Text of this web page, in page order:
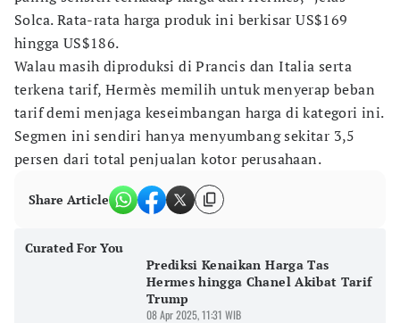
Solca. Rata-rata harga produk ini berkisar US$169
hingga US$186.
Walau masih diproduksi di Prancis dan Italia serta
terkena tarif, Hermès memilih untuk menyerap beban
tarif demi menjaga keseimbangan harga di kategori ini.
Segmen ini sendiri hanya menyumbang sekitar 3,5
persen dari total penjualan kotor perusahaan.
Share Article
Curated For You
Prediksi Kenaikan Harga Tas
Hermes hingga Chanel Akibat Tarif
Trump
08 Apr 2025, 11:31 WIB